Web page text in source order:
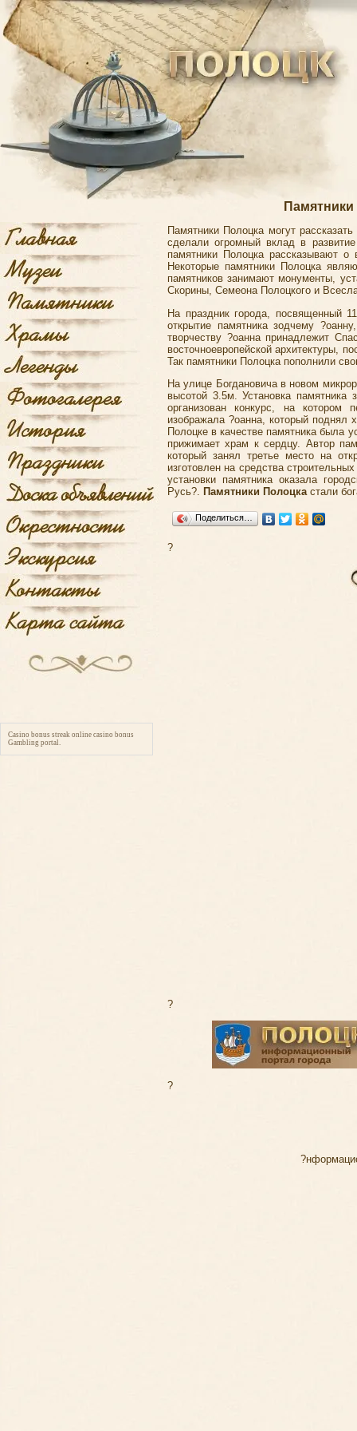
Casino bonus streak online casino bonus
Gambling portal.
Памятники Полоцка могут
сделали огромный вклад в
памятники Полоцка рассказывают
Некоторые памятники Полоцка
памятников занимают монументы,
Скорины, Семеона Полоцкого и
На праздник города, посвященный
открытие памятника зодчему
творчеству ?оанна принадлежит
восточноевропейской архитектуры,
Так памятники Полоцка пополнили
На улице Богдановича в новом
высотой 3.5м. Установка
организован конкурс, на котором
изображала ?оанна, который
Полоцке в качестве памятника была
прижимает храм к сердцу. Автор
который занял третье место на
изготовлен на средства
установки памятника оказала
Русь?.
Памятники Полоцка стали
Поделиться…
?
?
?